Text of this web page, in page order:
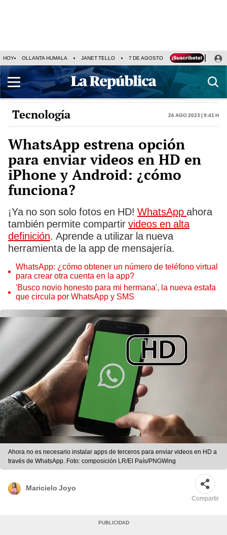
HOY OLLANTA HUMALA JANET TELLO 7 DE AGOSTO TINKA RESULTADOS
Tecnología 26 Ago 2023 | 9:41 h
WhatsApp estrena opción
para enviar videos en HD en
iPhone y Android: ¿cómo
funciona?
¡Ya no son solo fotos en HD! WhatsApp ahora
también permite compartir videos en alta
definición. Aprende a utilizar la nueva
herramienta de la app de mensajería.
WhatsApp: ¿cómo obtener un número de teléfono virtual
para crear otra cuenta en la app?
'Busco novio honesto para mi hermana', la nueva estafa
que circula por WhatsApp y SMS
Ahora no es necesario instalar apps de terceros para enviar videos en HD a
través de WhatsApp. Foto: composición LR/El País/PNGWing
Maricielo Joyo
Compartir